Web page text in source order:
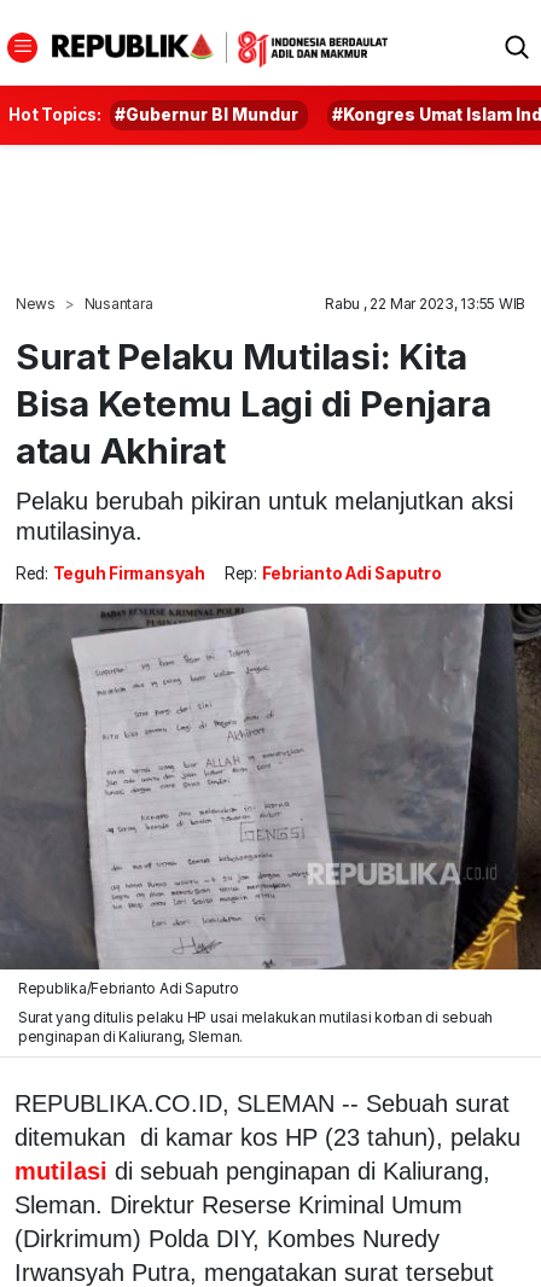
Hot Topics: #Gubernur BI Mundur #Kongres Umat Islam
News Nusantara Rabu , 22 Mar 2023, 13:55 WIB
Surat Pelaku Mutilasi: Kita
Bisa Ketemu Lagi di Penjara
atau Akhirat
Pelaku berubah pikiran untuk melanjutkan aksi
mutilasinya.
Red: Teguh Firmansyah Rep: Febrianto Adi Saputro
Republika/Febrianto Adi Saputro
Surat yang ditulis pelaku HP usai melakukan mutilasi korban di sebuah
penginapan di Kaliurang, Sleman.
REPUBLIKA.CO.ID, SLEMAN -- Sebuah surat
ditemukan di kamar kos HP (23 tahun), pelaku
mutilasi di sebuah penginapan di Kaliurang,
Sleman. Direktur Reserse Kriminal Umum
(Dirkrimum) Polda DIY, Kombes Nuredy
Irwansyah Putra, mengatakan surat tersebut